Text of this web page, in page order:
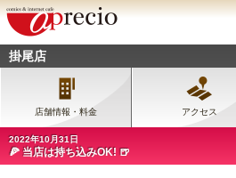
掛尾店
店舗情報・料金 アクセス
2022年10月31日
🍕 当店は持ち込みOK! 🍺